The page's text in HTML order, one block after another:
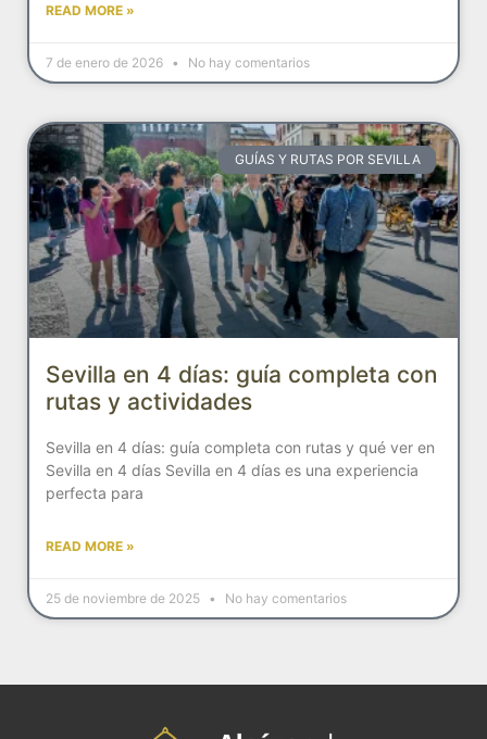
READ MORE »
7 de enero de 2026 No hay comentarios
GUÍAS Y RUTAS POR SEVILLA
Sevilla en 4 días: guía completa con
rutas y actividades
Sevilla en 4 días: guía completa con rutas y qué ver en
Sevilla en 4 días Sevilla en 4 días es una experiencia
perfecta para
READ MORE »
25 de noviembre de 2025 No hay comentarios